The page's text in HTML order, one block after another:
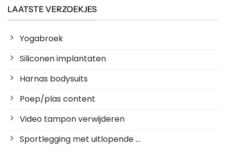
LAATSTE VERZOEKJES
Yogabroek
Siliconen implantaten
Harnas bodysuits
Poep/plas content
Video tampon verwijderen
Sportlegging met uitlopende ...